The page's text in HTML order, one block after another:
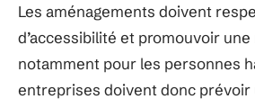
Les aménagements doivent
d’accessibilité et promouvoir
notamment pour les personnes
entreprises doivent donc prévoir